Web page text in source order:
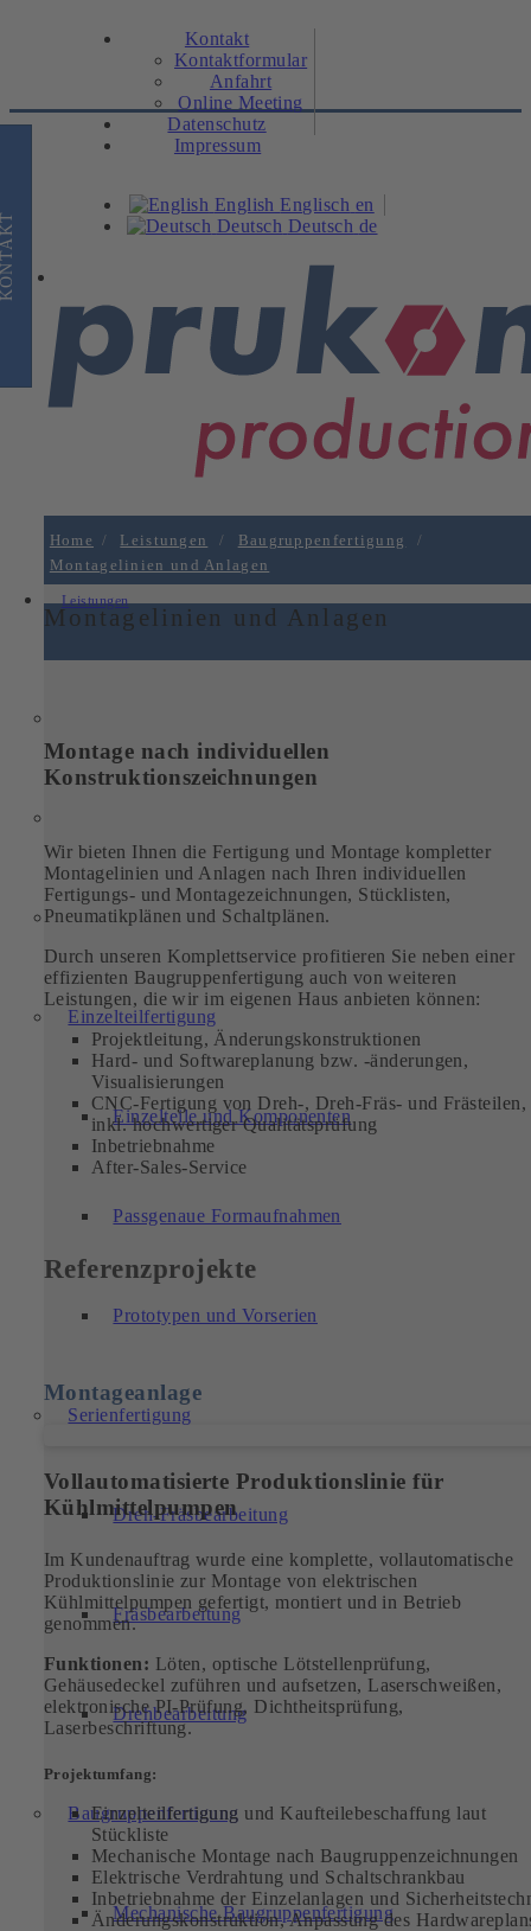
Kontakt
Kontaktformular
Anfahrt
Online Meeting
Datenschutz
Impressum
English Englisch en
Deutsch Deutsch de
Leistungen
Einzelteilfertigung
Einzelteile und Komponenten
Passgenaue Formaufnahmen
Prototypen und Vorserien
Serienfertigung
Dreh-Fräsbearbeitung
Fräsbearbeitung
Drehbearbeitung
Baugruppenfertigung
Mechanische Baugruppenfertigung
Home / Leistungen / Baugruppenfertigung
/
Montagelinien und Anlagen
Montagelinien und Anlagen
Montage nach individuellen
Konstruktionszeichnungen
Wir bieten Ihnen die Fertigung und Montage kompletter
Montagelinien und Anlagen nach Ihren individuellen
Fertigungs- und Montagezeichnungen, Stücklisten,
Pneumatikplänen und Schaltplänen.
Durch unseren Komplettservice profitieren Sie neben einer
effizienten Baugruppenfertigung auch von weiteren
Leistungen, die wir im eigenen Haus anbieten können:
Projektleitung, Änderungskonstruktionen
Hard- und Softwareplanung bzw. -änderungen,
Visualisierungen
CNC-Fertigung von Dreh-, Dreh-Fräs- und Frästeilen,
inkl. hochwertiger Qualitätsprüfung
Inbetriebnahme
After-Sales-Service
Referenzprojekte
Montageanlage
Vollautomatisierte Produktionslinie für
Kühlmittelpumpen
Im Kundenauftrag wurde eine komplette, vollautomatische
Produktionslinie zur Montage von elektrischen
Kühlmittelpumpen gefertigt, montiert und in Betrieb
genommen.
Funktionen: Löten, optische Lötstellenprüfung,
Gehäusedeckel zuführen und aufsetzen, Laserschweißen,
elektronische PI-Prüfung, Dichtheitsprüfung,
Laserbeschriftung.
Projektumfang:
Einzelteilfertigung und Kaufteilebeschaffung laut
Stückliste
Mechanische Montage nach Baugruppenzeichnungen
Elektrische Verdrahtung und Schaltschrankbau
Inbetriebnahme der Einzelanlagen und
Änderungskonstruktion, Anpassung des